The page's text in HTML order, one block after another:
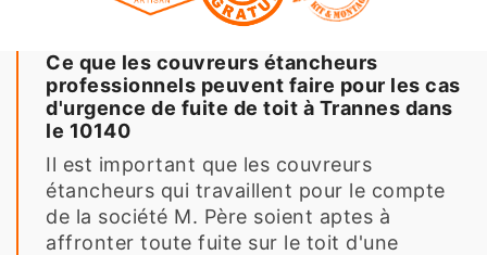
Ce que les couvreurs étancheurs
professionnels peuvent faire pour les cas
d'urgence de fuite de toit à Trannes dans
le 10140
Il est important que les couvreurs
étancheurs qui travaillent pour le compte
de la société M. Père soient aptes à
affronter toute fuite sur le toit d'une